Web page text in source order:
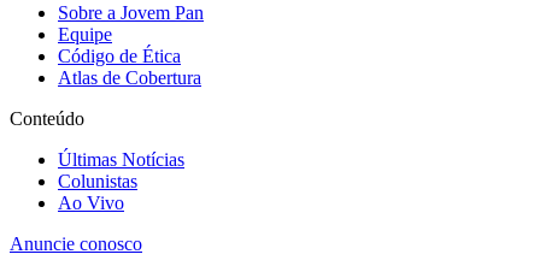
Sobre a Jovem Pan
Equipe
Código de Ética
Atlas de Cobertura
Conteúdo
Últimas Notícias
Colunistas
Ao Vivo
Anuncie conosco